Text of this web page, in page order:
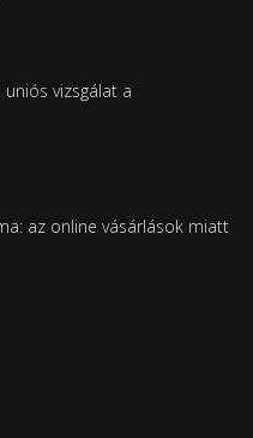
vizsgálat a
az online vásárlások miatt